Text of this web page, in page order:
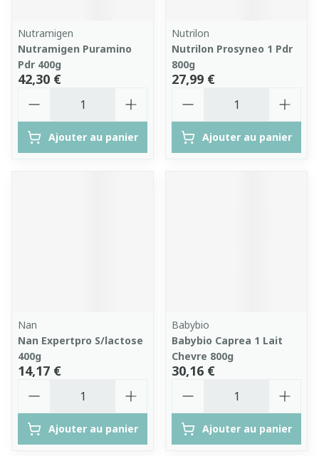
Nutramigen
Nutramigen Puramino
Pdr 400g
42,30 €
Ajouter au panier
Nutrilon
Nutrilon Prosyneo 1 Pdr
800g
27,99 €
Ajouter au panier
Nan
Nan Expertpro S/lactose
400g
14,17 €
Ajouter au panier
Babybio
Babybio Caprea 1 Lait
Chevre 800g
30,16 €
Ajouter au panier